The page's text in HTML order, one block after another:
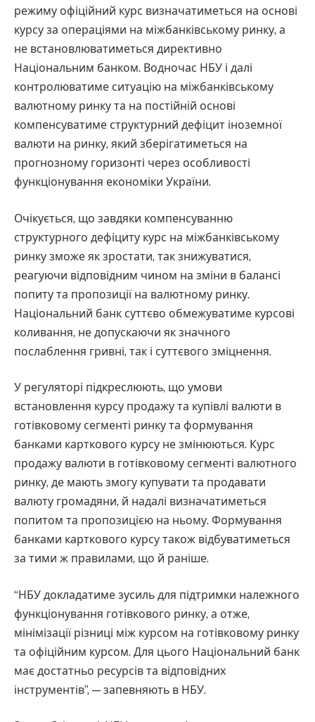
режиму офіційний курс визначатиметься на основі
курсу за операціями на міжбанківському ринку, а
не встановлюватиметься директивно
Національним банком. Водночас НБУ і далі
контролюватиме ситуацію на міжбанківському
валютному ринку та на постійній основі
компенсуватиме структурний дефіцит іноземної
валюти на ринку, який зберігатиметься на
прогнозному горизонті через особливості
функціонування економіки України.
Очікується, що завдяки компенсуванню
структурного дефіциту курс на міжбанківському
ринку зможе як зростати, так знижуватися,
реагуючи відповідним чином на зміни в балансі
попиту та пропозиції на валютному ринку.
Національний банк суттєво обмежуватиме курсові
коливання, не допускаючи як значного
послаблення гривні, так і суттєвого зміцнення.
У регуляторі підкреслюють, що умови
встановлення курсу продажу та купівлі валюти в
готівковому сегменті ринку та формування
банками карткового курсу не змінюються. Курс
продажу валюти в готівковому сегменті валютного
ринку, де мають змогу купувати та продавати
валюту громадяни, й надалі визначатиметься
попитом та пропозицією на ньому. Формування
банками карткового курсу також відбуватиметься
за тими ж правилами, що й раніше.
“НБУ докладатиме зусиль для підтримки належного
функціонування готівкового ринку, а отже,
мінімізації різниці між курсом на готівковому ринку
та офіційним курсом. Для цього Національний банк
має достатньо ресурсів та відповідних
інструментів”, — запевняють в НБУ.